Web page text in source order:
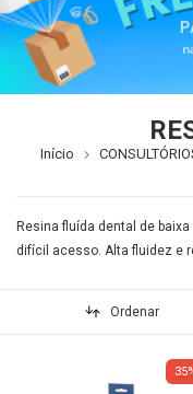
Início
Resina fluída dental de
difícil acesso. Alta fluidez e
Ordenar
35